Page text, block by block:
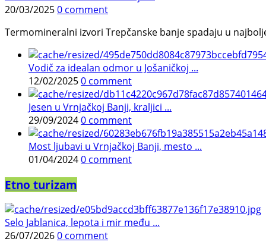
20/03/20250 comment
Termomineralni izvori Trepčanske banje spadaju u
Vodič za idealan odmor u Jošaničkoj ...
12/02/20250 comment
Jesen u Vrnjačkoj Banji, kraljici ...
29/09/20240 comment
Most ljubavi u Vrnjačkoj Banji, mesto ...
01/04/20240 comment
Etno turizam
Selo Jablanica, lepota i mir među ...
26/07/20260 comment